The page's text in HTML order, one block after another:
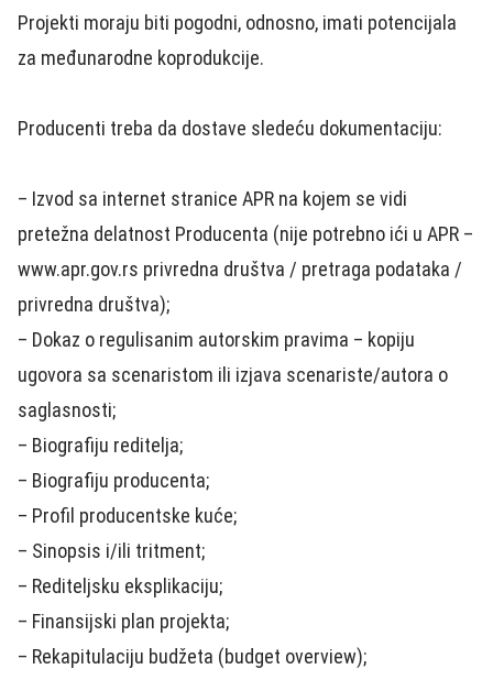
Projekti moraju biti pogodni, odnosno, imati potencijala
za međunarodne koprodukcije.
Producenti treba da dostave sledeću dokumentaciju:
– Izvod sa internet stranice APR na kojem se vidi
pretežna delatnost Producenta (nije potrebno ići u APR –
www.apr.gov.rs privredna društva / pretraga podataka /
privredna društva);
– Dokaz o regulisanim autorskim pravima – kopiju
ugovora sa scenaristom ili izjava scenariste/autora o
saglasnosti;
– Biografiju reditelja;
– Biografiju producenta;
– Profil producentske kuće;
– Sinopsis i/ili tritment;
– Rediteljsku eksplikaciju;
– Finansijski plan projekta;
– Rekapitulaciju budžeta (budget overview);